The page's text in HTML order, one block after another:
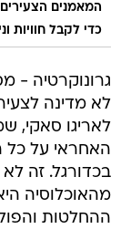
המאמנים
כדי לקבל חוויות
גרונוקרטיה -
לא מדינה
האחראי על כל
בכדורגל. זה
ההחלטות